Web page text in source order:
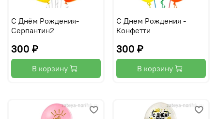
С Днём Рождения-
Серпантин2
300 ₽
В корзину
С Днем Рождения -
Конфетти
300 ₽
В корзину